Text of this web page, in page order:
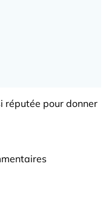
réputée pour donner